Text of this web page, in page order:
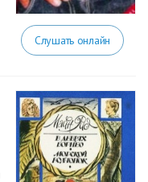
Слушать онлайн